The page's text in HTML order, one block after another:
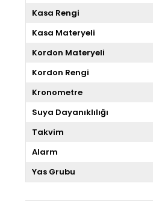
Kasa Rengi
Kasa Materyeli
Kordon Materyeli
Kordon Rengi
Kronometre
Suya Dayanıklılığı
Takvim
Alarm
Yas Grubu